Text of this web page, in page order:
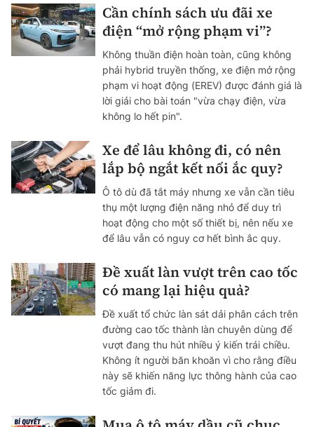
Cần chính sách ưu đãi xe
điện “mở rộng phạm vi”?
Không thuần điện hoàn toàn, cũng không
phải hybrid truyền thống, xe điện mở rộng
phạm vi hoạt động (EREV) được đánh giá là
lời giải cho bài toán "vừa chạy điện, vừa
không lo hết pin".
Xe để lâu không đi, có nên
lắp bộ ngắt kết nối ắc quy?
Ô tô dù đã tắt máy nhưng xe vẫn cần tiêu
thụ một lượng điện năng nhỏ để duy trì
hoạt động cho một số thiết bị, nên nếu xe
để lâu vẫn có nguy cơ hết bình ắc quy.
Đề xuất làn vượt trên cao tốc
có mang lại hiệu quả?
Đề xuất tổ chức làn sát dải phân cách trên
đường cao tốc thành làn chuyên dùng để
vượt đang thu hút nhiều ý kiến trái chiều.
Không ít người băn khoăn vì cho rằng điều
này sẽ khiến năng lực thông hành của cao
tốc giảm đi.